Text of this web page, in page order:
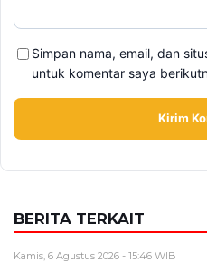
Simpan nama, email, dan
untuk komentar saya
BERITA TERKAIT
Kamis, 6 Agustus 2026 - 15:46 WIB